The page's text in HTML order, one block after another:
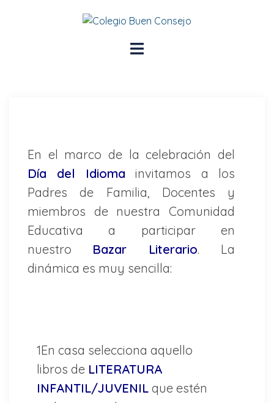
En el marco de la celebración del
Día del Idioma invitamos a los
Padres de Familia, Docentes y
miembros de nuestra Comunidad
Educativa a participar en
nuestro Bazar Literario. La
dinámica es muy sencilla:
1En casa selecciona aquello
libros de LITERATURA
INFANTIL/JUVENIL que estén